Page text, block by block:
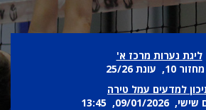
ליגת נערות מרכז א'
10, עונת 25/26
למדעים עמל טירה
01/2026, 13:45